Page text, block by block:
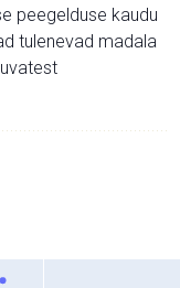
peegelduse kaudu
tulenevad madala